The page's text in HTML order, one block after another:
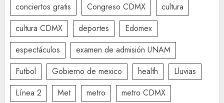
conciertos gratis
Congreso CDMX
cultura
cultura CDMX
deportes
Edomex
espectáculos
examen de admisión UNAM
Futbol
Gobierno de mexico health
Lluvias
Línea 2
Met metro
metro CDMX